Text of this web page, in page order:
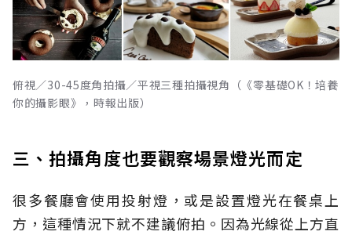
俯視／30-45度角拍攝／平視三種拍攝視角（《零基礎OK！培養
你的攝影眼》，時報出版）
三、拍攝角度也要觀察場景燈光而定
很多餐廳會使用投射燈，或是設置燈光在餐桌上
方，這種情況下就不建議俯拍。因為光線從上方直